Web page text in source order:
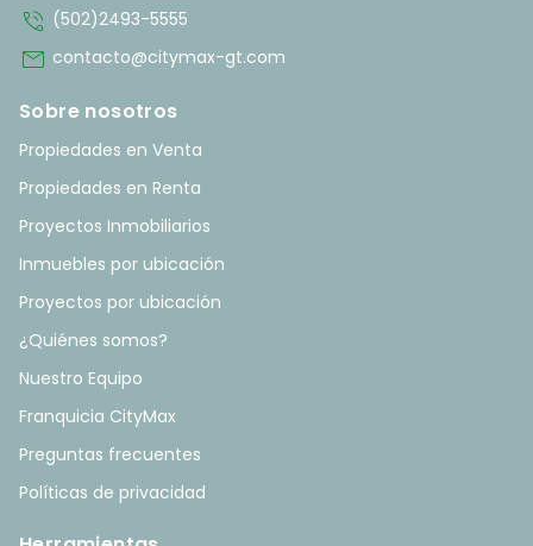
phone_in_talk (502)2493-5555
mail contacto@citymax-gt.com
Sobre nosotros
Propiedades en Venta
Propiedades en Renta
Proyectos Inmobiliarios
Inmuebles por ubicación
Proyectos por ubicación
¿Quiénes somos?
Nuestro Equipo
Franquicia CityMax
Preguntas frecuentes
Políticas de privacidad